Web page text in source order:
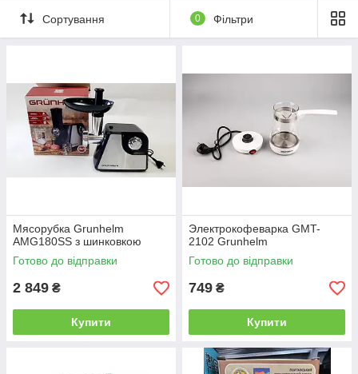
Сортування 0 Фільтри
Мясорубка Grunhelm
AMG180SS з шинковкою
Готово до відправки
2 849 ₴
Купити
Электрокофеварка GMT-
2102 Grunhelm
Готово до відправки
749 ₴
Купити